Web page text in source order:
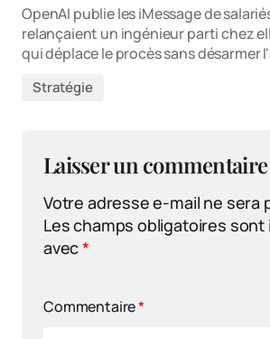
OpenAI publie les iMessage de
relançaient un ingénieur parti chez
qui déplace le procès sans désarmer
Stratégie
Laisser un commentaire
Votre adresse e-mail ne sera
Les champs obligatoires sont
avec*
Commentaire*